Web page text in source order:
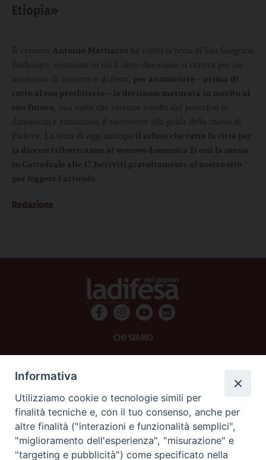
Etiopia»
Il vescovo Antonio Mattiazzo ha scelto la festa di San Gregorio
Barbarigo, occasione in cui il clero diocesano si ritrova per un
momento di incontro e di festa, per annunciare – prima di
tutto al suo presbiterio – la decisione maturata in merito al
suo futuro, una volta che saranno accolte dal pontefice le
dimissioni e annunciato il successore alla guida della chiesa di
Padova. La festa di oggi anticipa il saluto che tutta la città per
la diocesi tributeranno al vescovo domenica 21 con la messa
in Cattedrale alle 17 Iscriviti gratuitamente al nostro sito
per leggere l'articolo.
Redazione
CHI SIAMO
SCRIVICI
La Difesa srl - P.iva 05125420280
Informativa
Utilizziamo cookie o tecnologie simili per
finalità tecniche e, con il tuo consenso, anche per
altre finalità ("interazioni e funzionalità semplici",
"miglioramento dell'esperienza", "misurazione" e
"targeting e pubblicità") come specificato nella